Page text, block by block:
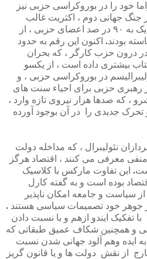
خود را در بوروکراسی حزبی نیز
جنگ جهانی دوم ، اکثریت غالب
به ۹۰ در صد اعضای حزبی ، از
بودند. اکنون این رقم به حدود
در درون حزب کارگر ، که بحران
بیشتری داده است ، از یکسو
در بوروکراسی حزبی ، و
رهبری حزبی برای احیاء سنت های
، که صدها هزار نیروی تازه وارد ،
تحرک جدیدی را در آن بوجود آورده
نئولیبرال ، که مداخله دولت
منفی معرفی می کنند ، اقتصاد هرگز
. این تفاوت مارکس با کلاسیک
بوده است و به گفته کارل
از سیاست و جامعه امکان ناپذیر
جوهر خود تصمیمات سیاسی هستند .
با تفکیک ایندو ازهم و با نسبت دادن
و همچنین شکاف عمیق طبقاتی که
به ایده وهم آلود جهانی شدن نسبت
از نقش دولت ها و یا قانون گریز